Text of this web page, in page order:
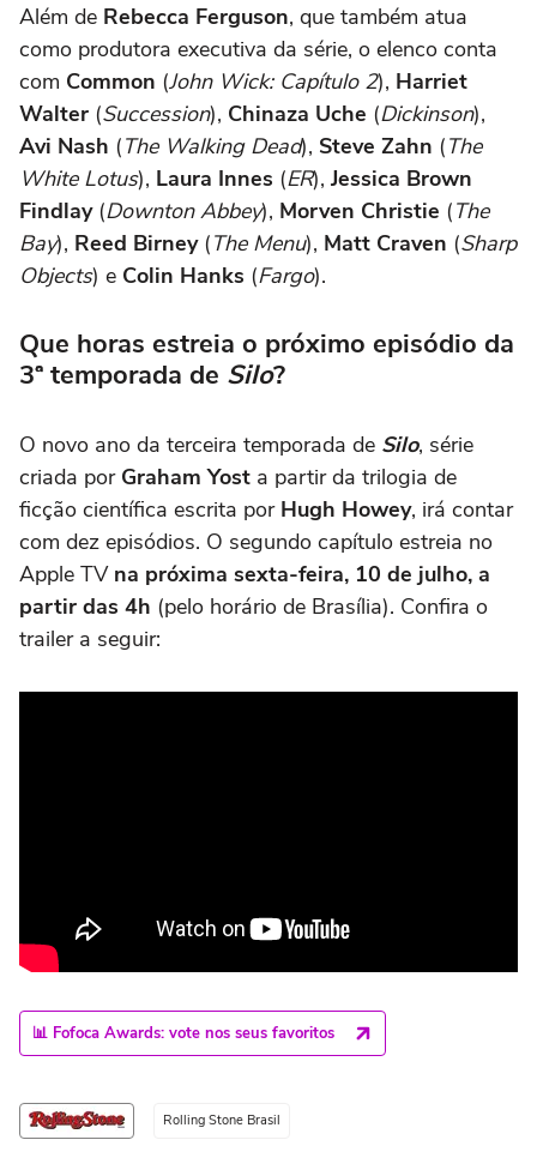
Além de Rebecca Ferguson, que também atua
como produtora executiva da série, o elenco conta
com Common (John Wick: Capítulo 2), Harriet
Walter (Succession), Chinaza Uche (Dickinson),
Avi Nash (The Walking Dead), Steve Zahn (The
White Lotus), Laura Innes (ER), Jessica Brown
Findlay(Downton Abbey), Morven Christie (The
Bay), Reed Birney(The Menu), Matt Craven (Sharp
Objects) e Colin Hanks (Fargo).
Que horas estreia o próximo episódio da
3ª temporada de Silo?
O novo ano da terceira temporada de Silo, série
criada por Graham Yost a partir da trilogia de
ficção científica escrita por Hugh Howey, irá contar
com dez episódios. O segundo capítulo estreia no
Apple TV na próxima sexta-feira, 10 de julho, a
partir das 4h (pelo horário de Brasília). Confira o
trailer a seguir:
📊 Fofoca Awards: vote nos seus favoritos
Rolling Stone Brasil